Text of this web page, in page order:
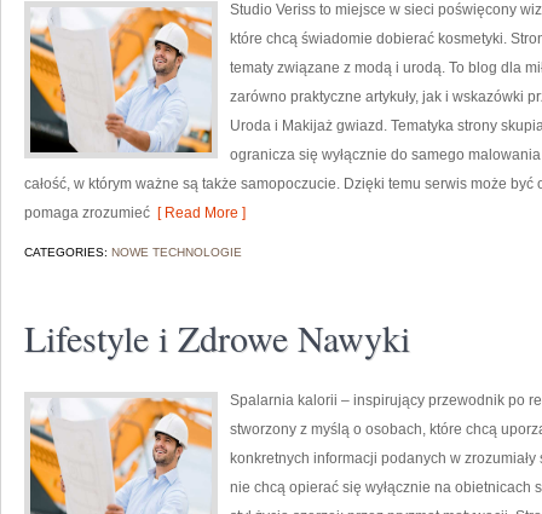
Studio Veriss to miejsce w sieci poświęcony
które chcą świadomie dobierać kosmetyki.
tematy związane z modą i urodą. To blog dla
zarówno praktyczne artykuły, jak i wskazówki
Uroda i Makijaż gwiazd. Tematyka strony
ogranicza się wyłącznie do samego
całość, w którym ważne są także samopoczucie. Dzięki temu serwis może
pomaga zrozumieć [ Read More ]
CATEGORIES: NOWE TECHNOLOGIE
Lifestyle i Zdrowe Nawyki
Spalarnia kalorii – inspirujący przewodnik po
stworzony z myślą o osobach, które chcą
konkretnych informacji podanych w
nie chcą opierać się wyłącznie na obietnicach